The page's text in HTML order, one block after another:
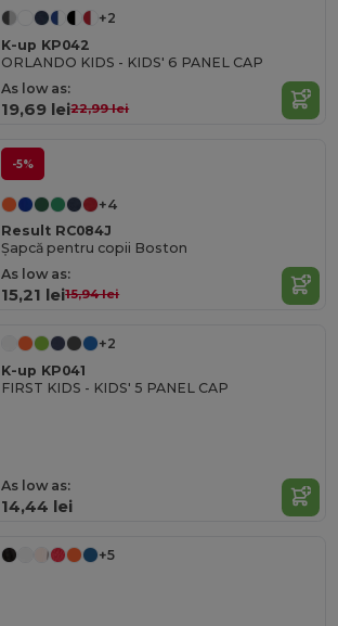
+2
K-up KP042
ORLANDO KIDS - KIDS' 6 PANEL CAP
As low as:
19,69 lei22,99 lei
-5%
+4
Result RC084J
Șapcă pentru copii Boston
As low as:
15,21 lei15,94 lei
+2
K-up KP041
FIRST KIDS - KIDS' 5 PANEL CAP
As low as:
14,44 lei
+5